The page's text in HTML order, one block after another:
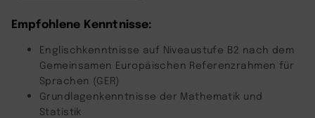
Empfohlene Kenntnisse:
Englischkenntnisse auf Niveaustufe B2 nach dem
Gemeinsamen Europäischen Referenzrahmen für
Sprachen (GER)
Grundlagenkenntnisse der Mathematik und
Statistik